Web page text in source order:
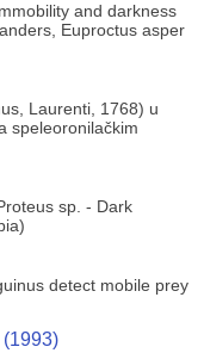
and darkness
Euproctus asper
Laurenti, 1768) u
speleoronilačkim
sp. - Dark
detect mobile prey
(1993)